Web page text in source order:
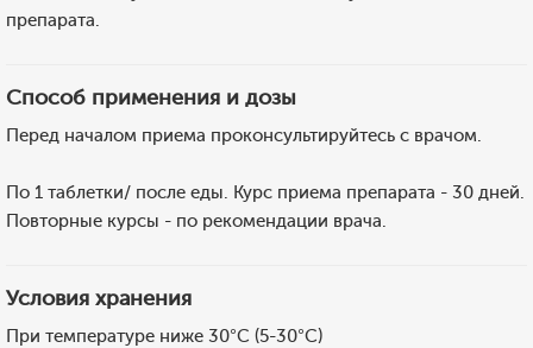
препарата.
Способ применения и дозы
Перед началом приема проконсультируйтесь с врачом.
По 1 таблетки/ после еды. Курс приема препарата - 30 дней.
Повторные курсы - по рекомендации врача.
Условия хранения
При температуре ниже 30°С (5-30°С)